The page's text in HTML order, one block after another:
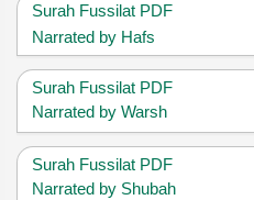
Surah Fussilat PDF
Narrated by Hafs
Surah Fussilat PDF
Narrated by Warsh
Surah Fussilat PDF
Narrated by Shubah